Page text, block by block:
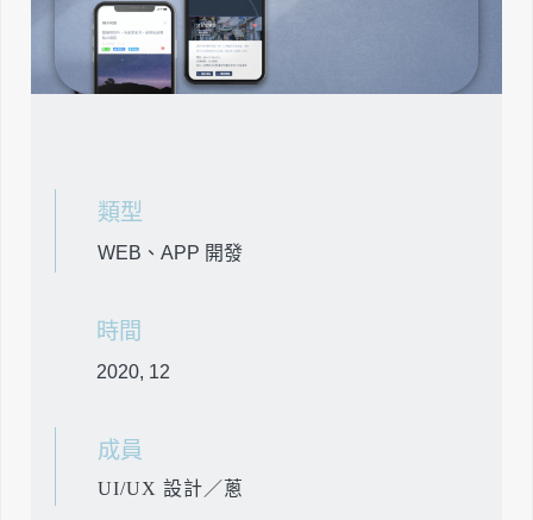
類型
WEB、APP 開發
時間
2020, 12
成員
UI/UX 設計／蔥